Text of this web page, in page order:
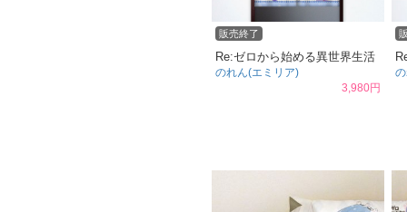
販売終了
Re:ゼロから始める異世界生活
のれん(エミリア)
3,980円